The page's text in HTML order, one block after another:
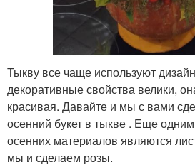
Тыкву все чаще используют
декоративные свойства велики,
красивая. Давайте и мы с вами
осенний букет в тыкве . Еще
осенних материалов являются
мы и сделаем розы.